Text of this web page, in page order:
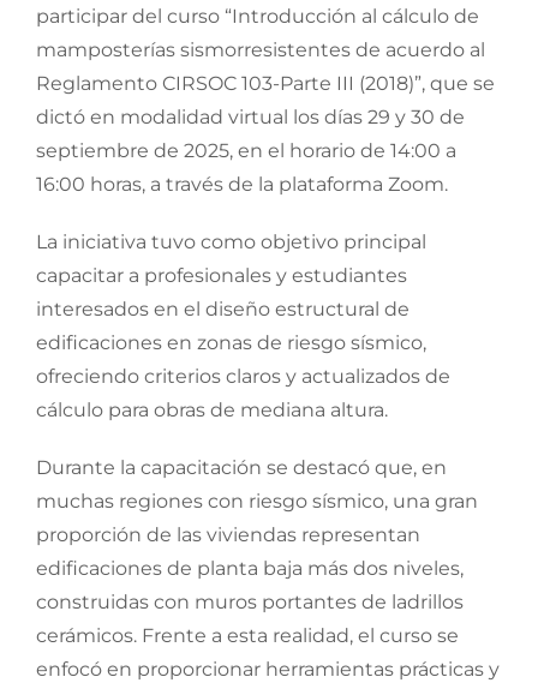
participar del curso “Introducción al cálculo de
mamposterías sismorresistentes de acuerdo al
Reglamento CIRSOC 103-Parte III (2018)”, que se
dictó en modalidad virtual los días 29 y 30 de
septiembre de 2025, en el horario de 14:00 a
16:00 horas, a través de la plataforma Zoom.
La iniciativa tuvo como objetivo principal
capacitar a profesionales y estudiantes
interesados en el diseño estructural de
edificaciones en zonas de riesgo sísmico,
ofreciendo criterios claros y actualizados de
cálculo para obras de mediana altura.
Durante la capacitación se destacó que, en
muchas regiones con riesgo sísmico, una gran
proporción de las viviendas representan
edificaciones de planta baja más dos niveles,
construidas con muros portantes de ladrillos
cerámicos. Frente a esta realidad, el curso se
enfocó en proporcionar herramientas prácticas y